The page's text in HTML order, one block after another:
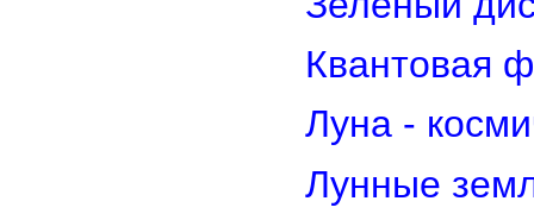
Квантовая
Луна -
Лунные